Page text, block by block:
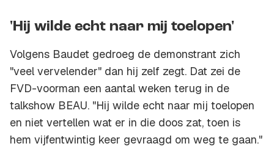
'Hij wilde echt naar mij toelopen'
Volgens Baudet gedroeg de demonstrant zich
"veel vervelender" dan hij zelf zegt. Dat zei de
FVD-voorman een aantal weken terug in de
talkshow BEAU. "Hij wilde echt naar mij toelopen
en niet vertellen wat er in die doos zat, toen is
hem vijfentwintig keer gevraagd om weg te gaan."